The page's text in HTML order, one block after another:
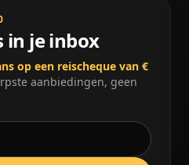
in je inbox
op een reischeque van €
aanbiedingen, geen